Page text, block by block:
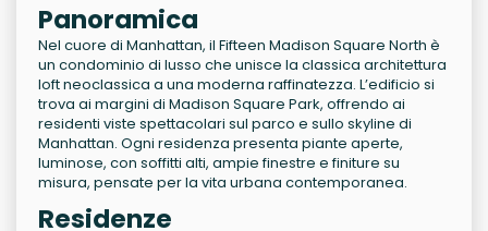
Panoramica
Nel cuore di Manhattan, il Fifteen Madison Square North è
un condominio di lusso che unisce la classica architettura
loft neoclassica a una moderna raffinatezza. L’edificio si
trova ai margini di Madison Square Park, offrendo ai
residenti viste spettacolari sul parco e sullo skyline di
Manhattan. Ogni residenza presenta piante aperte,
luminose, con soffitti alti, ampie finestre e finiture su
misura, pensate per la vita urbana contemporanea.
Residenze